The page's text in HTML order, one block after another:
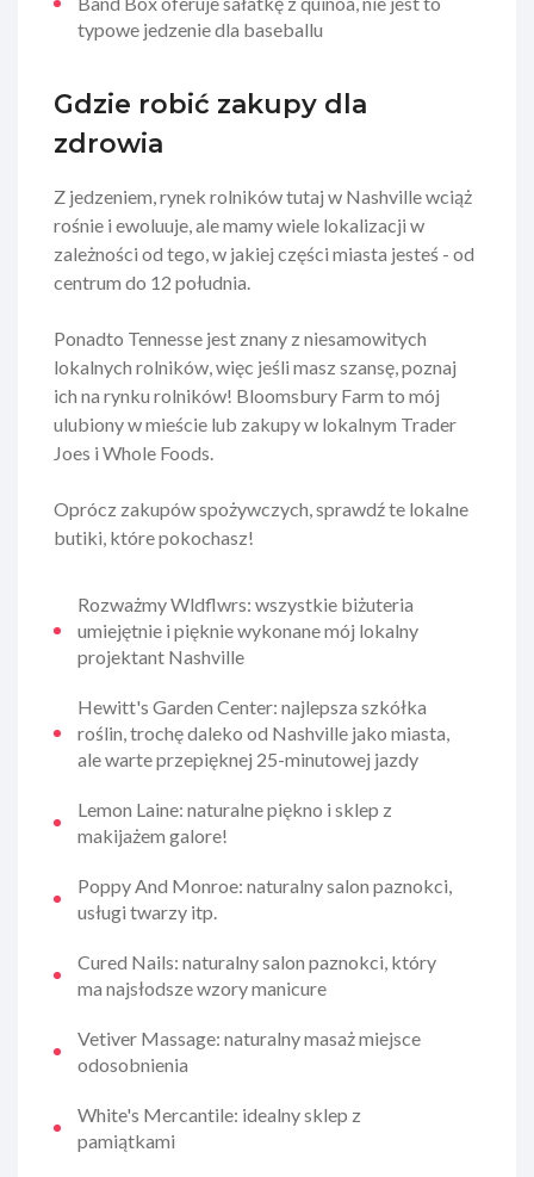
typowe jedzenie dla baseballu
Gdzie robić zakupy dla
zdrowia
Z jedzeniem, rynek rolników tutaj w Nashville wciąż
rośnie i ewoluuje, ale mamy wiele lokalizacji w
zależności od tego, w jakiej części miasta jesteś - od
centrum do 12 południa.
Ponadto Tennesse jest znany z niesamowitych
lokalnych rolników, więc jeśli masz szansę, poznaj
ich na rynku rolników! Bloomsbury Farm to mój
ulubiony w mieście lub zakupy w lokalnym Trader
Joes i Whole Foods.
Oprócz zakupów spożywczych, sprawdź te lokalne
butiki, które pokochasz!
Rozważmy Wldflwrs: wszystkie biżuteria
umiejętnie i pięknie wykonane mój lokalny
projektant Nashville
Hewitt's Garden Center: najlepsza szkółka
roślin, trochę daleko od Nashville jako miasta,
ale warte przepięknej 25-minutowej jazdy
Lemon Laine: naturalne piękno i sklep z
makijażem galore!
Poppy And Monroe: naturalny salon paznokci,
usługi twarzy itp.
Cured Nails: naturalny salon paznokci, który
ma najsłodsze wzory manicure
Vetiver Massage: naturalny masaż miejsce
odosobnienia
White's Mercantile: idealny sklep z
pamiątkami